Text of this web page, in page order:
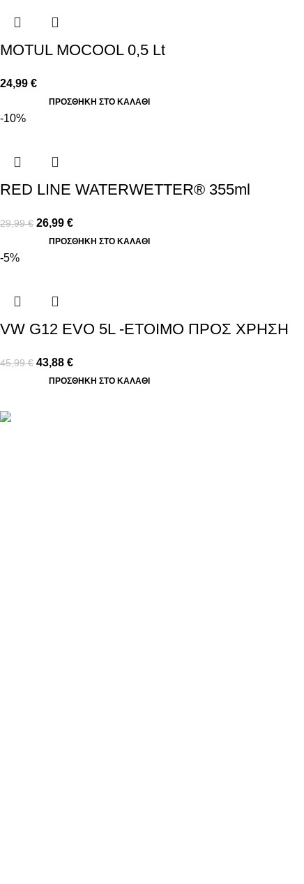
MOTUL MOCOOL 0,5 Lt
24,99 €
ΠΡΟΣΘΉΚΗ ΣΤΟ ΚΑΛΆΘΙ
-10%
RED LINE WATERWETTER® 355ml
29,99€ 26,99 €
ΠΡΟΣΘΉΚΗ ΣΤΟ ΚΑΛΆΘΙ
-5%
VW G12 EVO 5L -ΕΤΟΙΜΟ ΠΡΟΣ ΧΡΗΣΗ
45,99€ 43,88 €
ΠΡΟΣΘΉΚΗ ΣΤΟ ΚΑΛΆΘΙ